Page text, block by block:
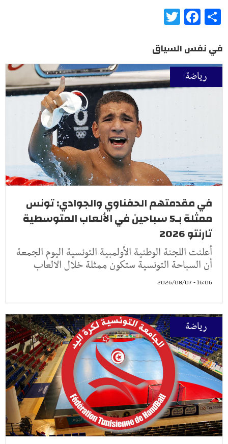
Share
Facebook
في نفس السياق
رياضة
في مقدمتهم الحفناوي والجوادي: تونس
ممثلة بـ5 سباحين في الألعاب المتوسطية
تارنتو 2026
أعلنت اللجنة الوطنية الأولمبية التونسية اليوم الجمعة
أن السباحة التونسية ستكون ممثلة خلال الالعاب
16:06 - 2026/08/07
رياضة